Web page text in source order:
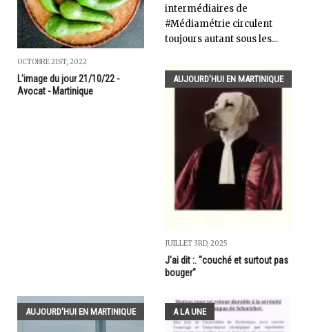
OCTOBRE 21ST, 2022
L'image du jour 21/10/22 -
Avocat - Martinique
intermédiaires de
#Médiamétrie circulent
toujours autant sous les...
AUJOURD'HUI EN MARTINIQUE
JUILLET 3RD, 2025
J'ai dit :. "couché et surtout pas
bouger"
AUJOURD'HUI EN MARTINIQUE A LA UNE